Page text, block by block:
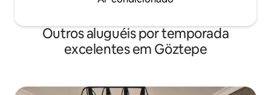
Outros aluguéis por temporada
excelentes em Göztepe